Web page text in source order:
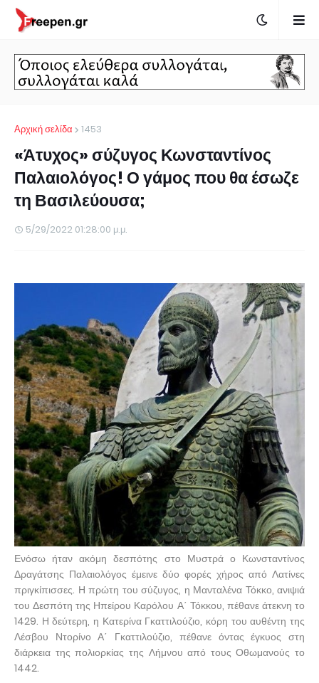
Αρχική σελίδα 1453
«Άτυχος» σύζυγος Κωνσταντίνος
Παλαιολόγος! Ο γάμος που θα έσωζε
τη Βασιλεύουσα;
5/29/2022 01:28:00 μ.μ.
Ενόσω ήταν ακόμη δεσπότης στο Μυστρά ο Κωνσταντίνος
Δραγάτσης Παλαιολόγος έμεινε δύο φορές χήρος από Λατίνες
πριγκίπισσες. Η πρώτη του σύζυγος, η Μανταλένα Τόκκο, ανιψιά
του Δεσπότη της Ηπείρου Καρόλου Α΄ Τόκκου, πέθανε άτεκνη το
1429. Η δεύτερη, η Κατερίνα Γκαττιλούζιο, κόρη του αυθέντη της
Λέσβου Ντορίνο Α΄ Γκαττιλούζιο, πέθανε όντας έγκυος στη
διάρκεια της πολιορκίας της Λήμνου από τους Οθωμανούς το
1442.